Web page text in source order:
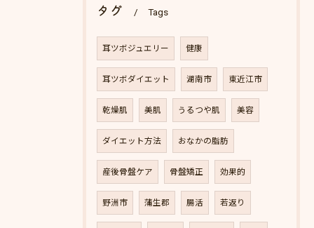
タグ Tags
耳ツボジュエリー 健康
耳ツボダイエット 湖南市 東近江市
乾燥肌 美肌 うるつや肌 美容
ダイエット方法 おなかの脂肪
産後骨盤ケア 骨盤矯正 効果的
野洲市 蒲生郡 腸活 若返り